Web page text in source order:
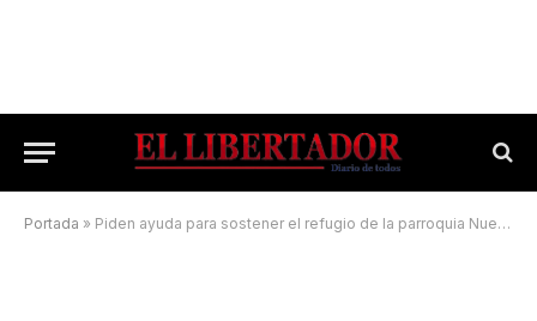
Portada » Piden ayuda para sostener el refugio de la parroquia Nuestra Señora de Itatí